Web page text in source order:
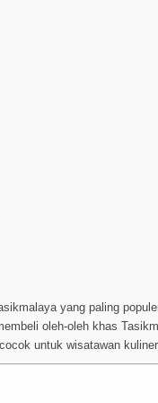
yang paling
oleh-oleh khas
untuk wisatawan